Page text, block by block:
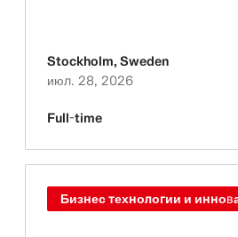
Stockholm, Sweden
июл. 28, 2026
Full-time
Бизнес технологии и